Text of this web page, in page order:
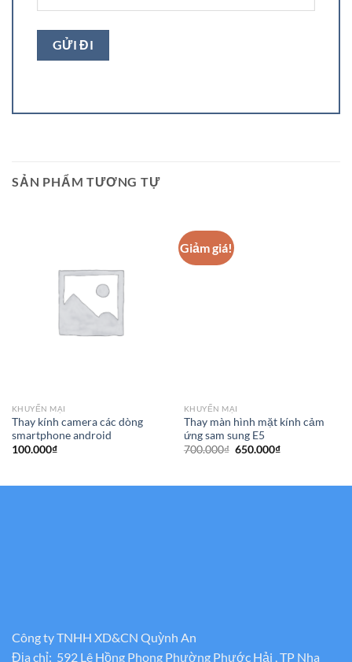
SẢN PHẨM TƯƠNG TỰ
KHUYẾN MẠI
Thay kính camera các dòng
smartphone android
100.000₫
Giảm giá!
KHUYẾN MẠI
Thay màn hình mặt kính cảm
ứng sam sung E5
700.000₫ Giá
650.000₫Giá
650.000₫.
Công ty TNHH XD&CN Quỳnh An
Địa chỉ: 592 Lê Hồng Phong Phường Phước Hải , TP Nha